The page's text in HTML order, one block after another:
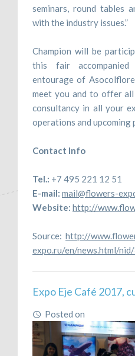
seminars, round tables
with the industry issues.”
Champion will be
this fair
entourage of
meet you and to offer
consultancy in all your
operations and upcoming
Contact Info
Tel.: +7 495 221 12 51
E-mail: mail@flowers-
Website: http://
Source: http://
expo.ru/en/news.html/
Expo Eje Café 2017,
Posted on